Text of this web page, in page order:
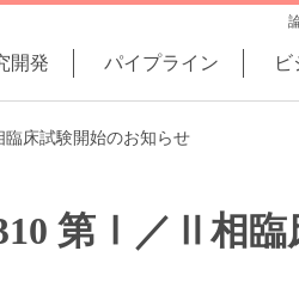
開発 パイプライン
床試験開始のお知らせ
第Ⅰ／Ⅱ相